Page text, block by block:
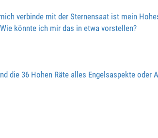
verbinde mit der Sternensaat ist mein
könnte ich mir das in etwa vorstellen?
die 36 Hohen Räte alles Engelsaspekte oder